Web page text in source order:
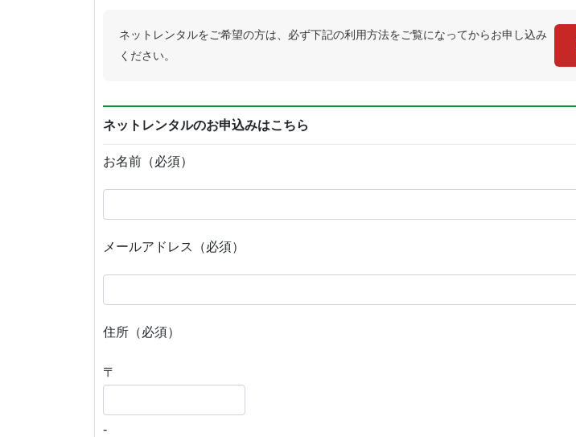
ネットレンタルをご希望の方は、必ず下記の利用方法をご覧になってからお申し込み
ください。
ネットレンタルのお申込みはこちら
お名前（必須）
メールアドレス（必須）
住所（必須）
〒
-